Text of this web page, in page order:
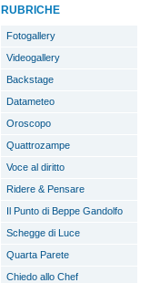
RUBRICHE
Fotogallery
Videogallery
Backstage
Datameteo
Oroscopo
Quattrozampe
Voce al diritto
Ridere & Pensare
Il Punto di Beppe Gandolfo
Schegge di Luce
Quarta Parete
Chiedo allo Chef